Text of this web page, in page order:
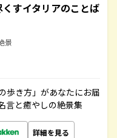
すイタリアのことば
景
歩き方」があなたにお届
言と癒やしの絶景集
詳細を見る